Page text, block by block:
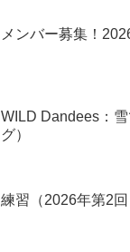
メンバー募集！
WILD Dandees：
グ）
練習（2026年第2回